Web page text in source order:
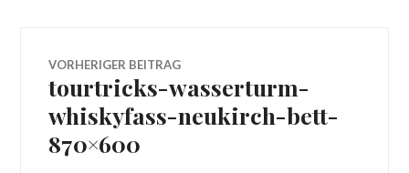
Beitragsnavigation
VORHERIGER BEITRAG
Vorheriger
Beitrag:
tourtricks-wasserturm-
whiskyfass-neukirch-bett-
870×600